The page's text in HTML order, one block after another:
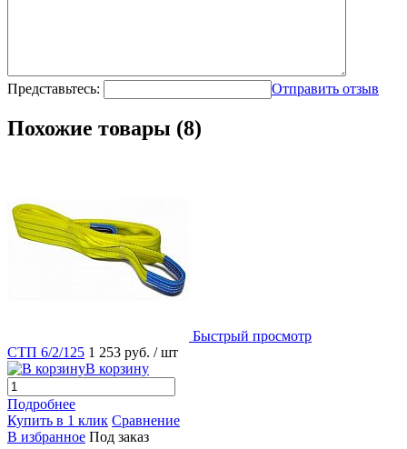
Представьтесь: Отправить отзыв
Похожие товары (8)
Быстрый просмотр
СТП 6/2/125 1 253 руб. / шт
В корзину
Подробнее
Купить в 1 клик Сравнение
В избранное Под заказ